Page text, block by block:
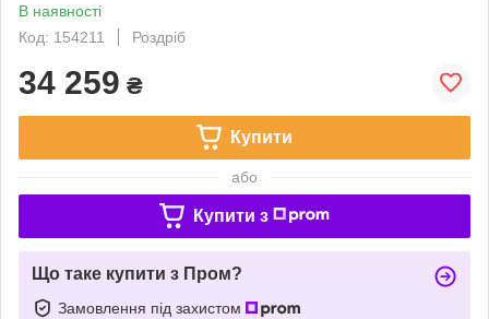
В наявності
Код: 154211
Роздріб
34 259 ₴
Купити
або
Купити з
Що таке купити з Пром?
Замовлення під захистом